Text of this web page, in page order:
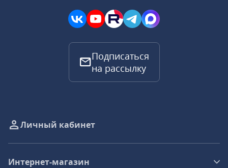
Подписаться
на рассылку
Личный кабинет
Интернет-магазин